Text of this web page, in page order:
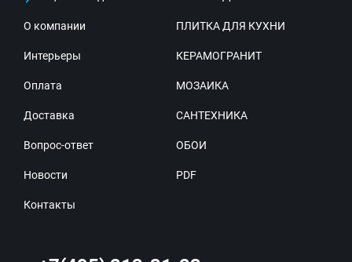
О компании
Интерьеры
Оплата
Доставка
Вопрос-ответ
Новости
Контакты
ПЛИТКА ДЛЯ КУХНИ
КЕРАМОГРАНИТ
МОЗАИКА
САНТЕХНИКА
ОБОИ
PDF